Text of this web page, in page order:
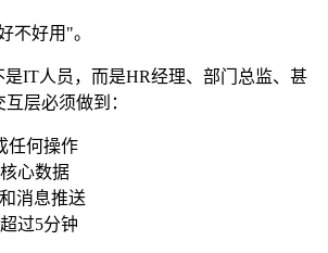
不好用"。
是IT人员，而是HR经理、部门总监、甚
层必须做到：
任何操作
心数据
消息推送
过5分钟